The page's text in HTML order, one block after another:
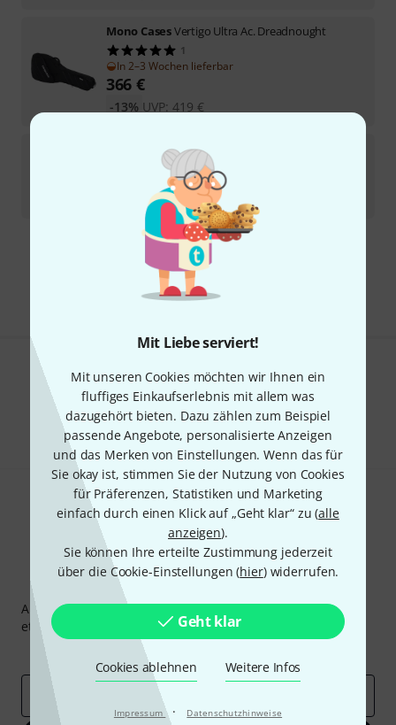
Mit Liebe serviert!
Mit unseren Cookies möchten wir Ihnen ein
fluffiges Einkaufserlebnis mit allem was
dazugehört bieten. Dazu zählen zum Beispiel
passende Angebote, personalisierte Anzeigen
und das Merken von Einstellungen. Wenn das für
Sie okay ist, stimmen Sie der Nutzung von Cookies
für Präferenzen, Statistiken und Marketing
einfach durch einen Klick auf „Geht klar“ zu (alle
anzeigen).
Sie können Ihre erteilte Zustimmung jederzeit
über die Cookie-Einstellungen (hier) widerrufen.
Geht klar
Cookies ablehnen Weitere Infos
Impressum · Datenschutzhinweise
Mono CasesVertigo Ultra Ac. Dreadnought
1
In 2–3 Wochen lieferbar
366 €
UVP: 419 €
-13%
Mono CasesClassic Ultra Dual Ac/El Guit.
In 12–15 Wochen lieferbar
Kostenloser Versand ab 29 €
Alle Preise inkl. MwSt.
Gefällt Ihnen, was Sie sehen?
Teilen Hilfe & Feedback
Thomann Newsletter
Abonniere den Thomann Newsletter und gewinne mit
etwas Glück einen von 50 Gutscheinen 50€
Inspirierende Beiträge